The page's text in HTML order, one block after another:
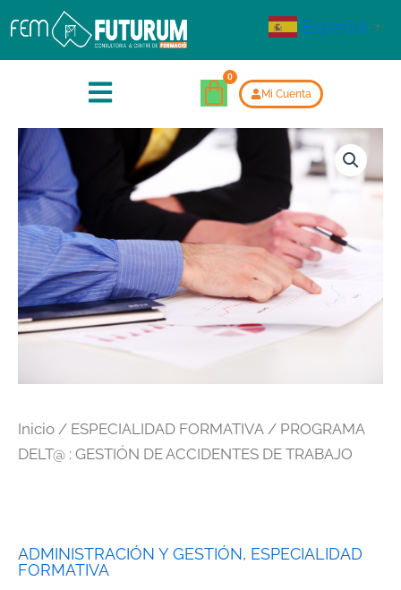
Mi Cuenta
Inicio / ESPECIALIDAD FORMATIVA / PROGRAMA
DELT@ : GESTIÓN DE ACCIDENTES DE TRABAJO
ADMINISTRACIÓN Y GESTIÓN, ESPECIALIDAD
FORMATIVA
Español ▼